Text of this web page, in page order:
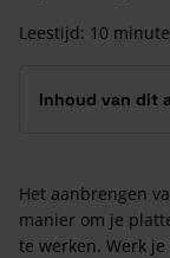
Leestijd: 10
Inhoud van dit
Het aanbrengen
manier om je
te werken. Werk